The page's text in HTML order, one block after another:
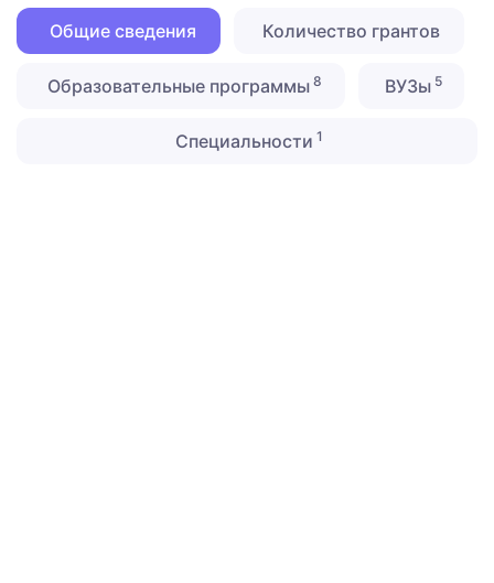
Общие сведения Количество грантов
Образовательные программы 8 ВУЗы5
Специальности 1